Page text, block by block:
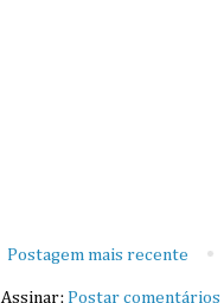
Postagem mais recente
Assinar: Postar comentários